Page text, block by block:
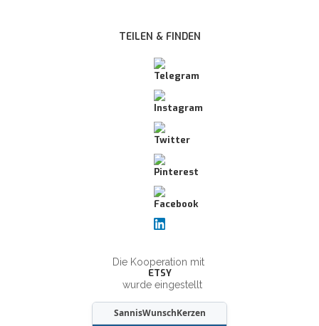
TEILEN & FINDEN
Die Kooperation mit
ETSY
wurde eingestellt
SannisWunschKerzen